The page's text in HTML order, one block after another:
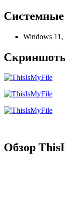
Windows
Обзор